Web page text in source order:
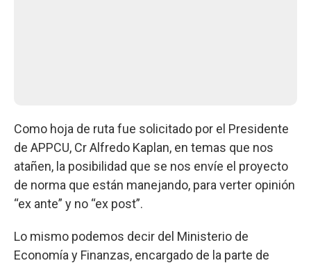
Como hoja de ruta fue solicitado por el Presidente
de APPCU, Cr Alfredo Kaplan, en temas que nos
atañen, la posibilidad que se nos envíe el proyecto
de norma que están manejando, para verter opinión
“ex ante” y no “ex post”.
Lo mismo podemos decir del Ministerio de
Economía y Finanzas, encargado de la parte de